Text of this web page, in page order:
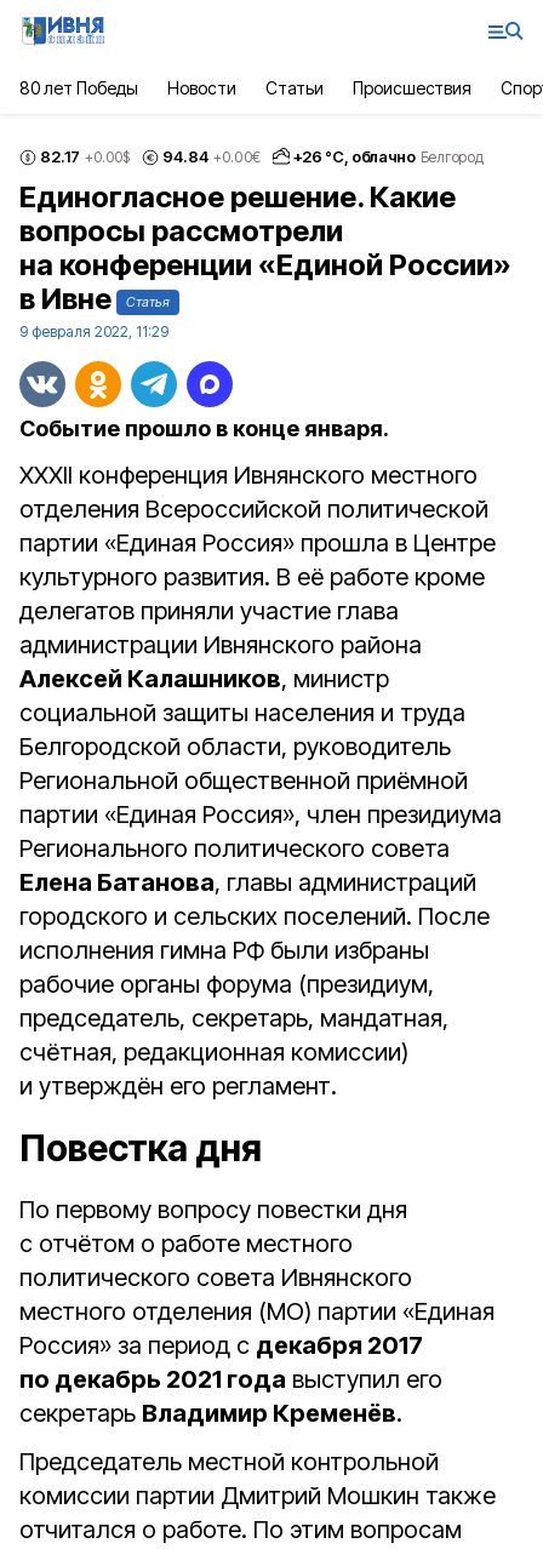
80 лет Победы Новости Статьи Происшествия
82.17 +0.00$ 94.84 +0.00€ +26 °С, облачно Белгород
Единогласное решение. Какие
вопросы рассмотрели
на конференции «Единой России»
в Ивне
Статья
9 февраля 2022, 11:29
Событие прошло в конце января.
XXXII конференция Ивнянского местного
отделения Всероссийской политической
партии «Единая Россия» прошла в Центре
культурного развития. В её работе кроме
делегатов приняли участие глава
администрации Ивнянского района
Алексей Калашников, министр
социальной защиты населения и труда
Белгородской области, руководитель
Региональной общественной приёмной
партии «Единая Россия», член президиума
Регионального политического совета
Елена Батанова, главы администраций
городского и сельских поселений. После
исполнения гимна РФ были избраны
рабочие органы форума (президиум,
председатель, секретарь, мандатная,
счётная, редакционная комиссии)
и утверждён его регламент.
Повестка дня
По первому вопросу повестки дня
с отчётом о работе местного
политического совета Ивнянского
местного отделения (МО) партии «Единая
Россия» за период с декабря 2017
по декабрь 2021 года выступил его
секретарь Владимир Кременёв.
Председатель местной контрольной
комиссии партии Дмитрий Мошкин также
отчитался о работе. По этим вопросам